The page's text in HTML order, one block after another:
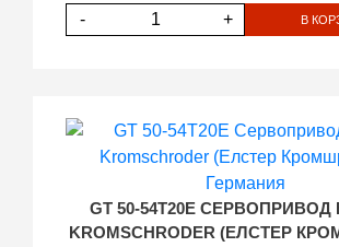
- + В
GT 50-54T20E СЕРВОПРИВОД
KROMSCHRODER (ЕЛСТЕР